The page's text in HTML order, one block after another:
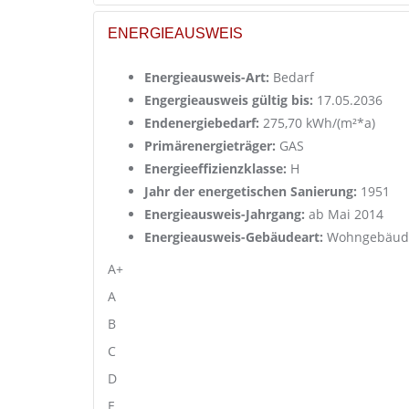
ENERGIEAUSWEIS
Energieausweis-Art: Bedarf
Engergieausweis gültig bis: 17.05.2036
Endenergiebedarf: 275,70 kWh/(m²*a)
Primärenergieträger: GAS
Energieeffizienzklasse: H
Jahr der energetischen Sanierung: 1951
Energieausweis-Jahrgang: ab Mai 2014
Energieausweis-Gebäudeart:
A+
A
B
C
D